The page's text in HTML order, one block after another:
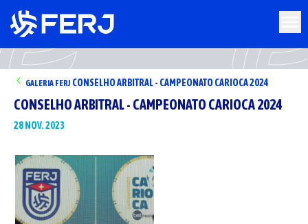
GALERIA FERJ CONSELHO ARBITRAL - CAMPEONATO CARIOCA 2024
CONSELHO ARBITRAL - CAMPEONATO CARIOCA 2024
28 NOV. 2023